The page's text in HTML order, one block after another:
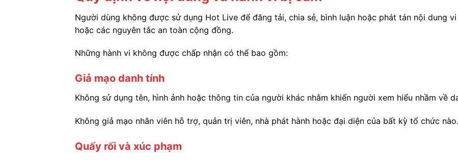
Người dùng không được sử dụng Hot Live để đăng tải, chia sẻ, bình luận hoặc phát tán nội dung
hoặc các nguyên tắc an toàn cộng đồng.
Những hành vi không được chấp nhận có thể bao gồm:
Giả mạo danh tính
Không sử dụng tên, hình ảnh hoặc thông tin của người khác nhằm khiến người xem hiểu nhầm về
Không giả mạo nhân viên hỗ trợ, quản trị viên, nhà phát hành hoặc đại diện của bất kỳ tổ chức nào.
Quấy rối và xúc phạm